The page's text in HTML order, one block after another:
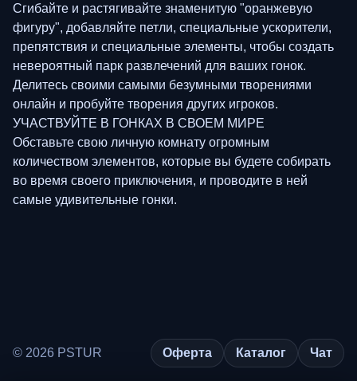
Сгибайте и растягивайте знаменитую "оранжевую
фигуру", добавляйте петли, специальные ускорители,
препятствия и специальные элементы, чтобы создать
невероятный парк развлечений для ваших гонок.
Делитесь своими самыми безумными творениями
онлайн и пробуйте творения других игроков.
УЧАСТВУЙТЕ В ГОНКАХ В СВОЕМ МИРЕ
Обставьте свою личную комнату огромным
количеством элементов, которые вы будете собирать
во время своего приключения, и проводите в ней
самые удивительные гонки.
© 2026 PSTUR Оферта Каталог Чат